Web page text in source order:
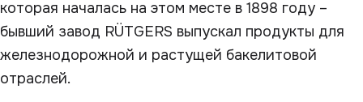
которая началась на этом месте в 1898 году –
бывший завод RÜTGERS выпускал продукты для
железнодорожной и растущей бакелитовой
отраслей.